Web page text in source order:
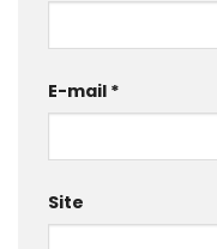
E-mail *
Site